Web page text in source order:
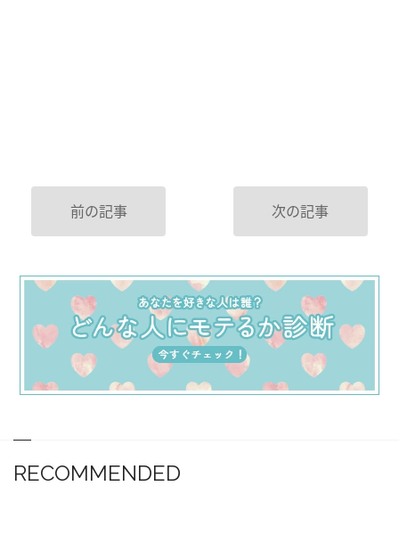
前の記事 次の記事
RECOMMENDED